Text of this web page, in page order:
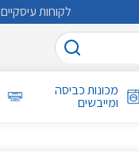
לקוחות עיסקיים
מכונות כביסה
ומייבשים